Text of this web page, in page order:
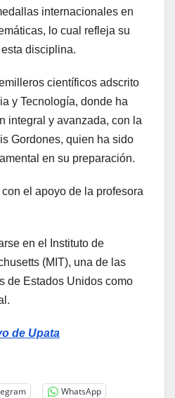
internacionales en
lo cual refleja su
disciplina.
científicos adscrito
y Tecnología, donde ha
integral y avanzada, con la
Gordones, quien ha sido
en su preparación.
el apoyo de la profesora
en el Instituto de
(MIT), una de las
de Estados Unidos como
de Upata
WhatsApp